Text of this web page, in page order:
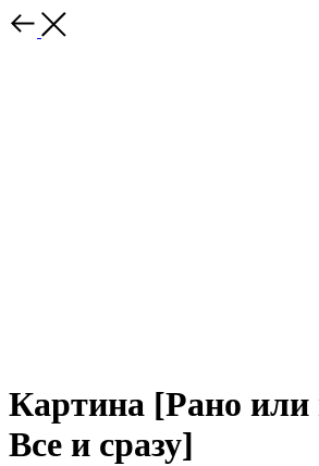
Картина [Рано или
Все и сразу]